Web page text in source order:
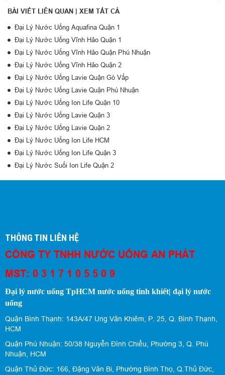
BÀI VIẾT LIÊN QUAN | XEM TẤT CẢ
Đại Lý Nước Uống Aquafina Quận 1
Đại Lý Nước Uống Vĩnh Hảo Quận 1
Đại Lý Nước Uống Vĩnh Hảo Quận Phú Nhuận
Đại Lý Nước Uống Vĩnh Hảo Quận 2
Đại Lý Nước Uống Lavie Quận Gò Vấp
Đại Lý Nước Uống Lavie Quận Phú Nhuận
Đại Lý Nước Uống Ion Life Quận 10
Đại Lý Nước Uống Lavie Quận 3
Đại Lý Nước Uống Lavie Quận 2
Đại Lý Nước Uống Ion Life HCM
Đại Lý Nước Uống Ion Life Quận 3
Đại Lý Nước Suối Ion Life Quận 2
THÔNG TIN LIÊN HỆ
CÔNG TY TNHH NƯỚC UỐNG AN PHÁT
MST: 0 3 1 7 1 0 5 5 0 9
Đại lý nước uống TpHCM nước uống tinh khiết| đại lý nước
uống
Quận Bình Thạnh: 143A/47 Ung Văn Khiêm, P. 25, Q. Bình Thạnh,
HCM
Quận Phú Nhuận: 50/38 Nguyễn Đình Chiểu, Phường 3, Q. Phú
Nhuận, HCM
Quận Thủ Đức: 166, Đặng Văn Bi, Phường Bình Thọ, Q.Thủ Đức,